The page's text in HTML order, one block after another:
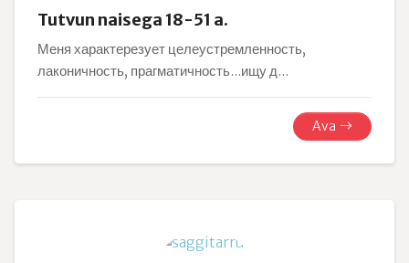
Tutvun naisega 18-51 a.
Меня характерезует целеустремленность,
лаконичность, прагматичность...ищу д...
Ava